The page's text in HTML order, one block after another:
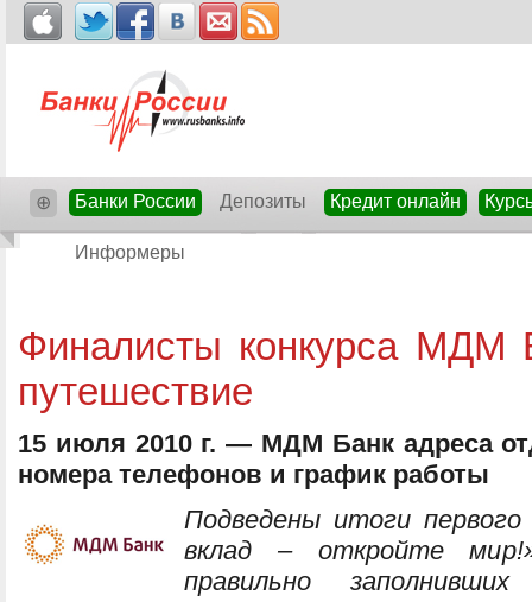
⊕ Банки России Депозиты Кредит онлайн
Информеры
Финалисты конкурса МДМ
путешествие
15 июля 2010 г. — МДМ Банк адреса
номера телефонов и график работы
Подведены итоги
вклад – откройте
правильно